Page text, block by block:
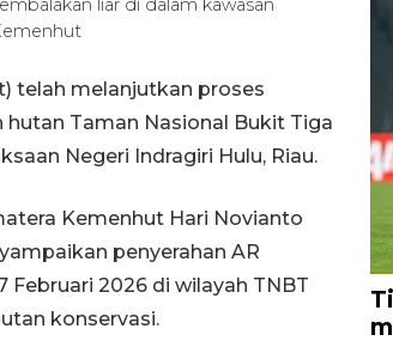
liar di dalam kawasan
telah melanjutkan proses
Taman Nasional Bukit Tiga
Negeri Indragiri Hulu, Riau.
Kemenhut Hari Novianto
penyerahan AR
2026 di wilayah TNBT
konservasi.